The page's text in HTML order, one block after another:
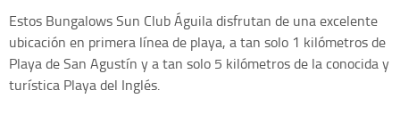
Estos Bungalows Sun Club Águila disfrutan de una excelente
ubicación en primera línea de playa, a tan solo 1 kilómetros de
Playa de San Agustín y a tan solo 5 kilómetros de la conocida y
turística Playa del Inglés.